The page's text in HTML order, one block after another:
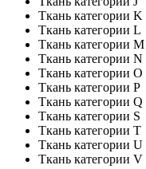
Ткань категории K
Ткань категории L
Ткань категории M
Ткань категории N
Ткань категории O
Ткань категории P
Ткань категории Q
Ткань категории S
Ткань категории T
Ткань категории U
Ткань категории V